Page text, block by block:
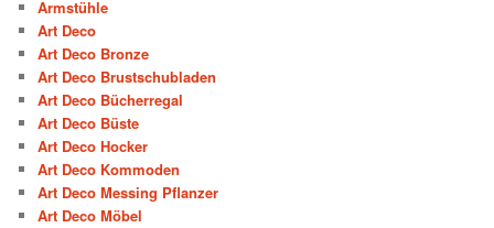
Armstühle
Art Deco
Art Deco Bronze
Art Deco Brustschubladen
Art Deco Bücherregal
Art Deco Büste
Art Deco Hocker
Art Deco Kommoden
Art Deco Messing Pflanzer
Art Deco Möbel